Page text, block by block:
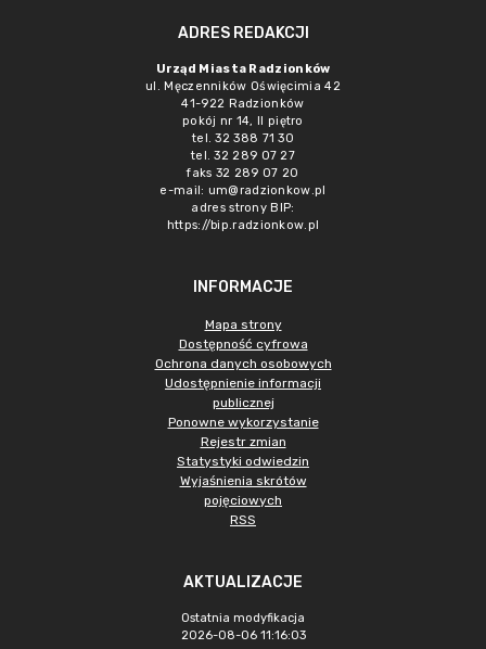
ADRES REDAKCJI
Urząd Miasta Radzionków
ul. Męczenników Oświęcimia 42
41-922 Radzionków
pokój nr 14, II piętro
tel. 32 388 71 30
tel. 32 289 07 27
faks 32 289 07 20
e-mail: um@radzionkow.pl
adres strony BIP:
https://bip.radzionkow.pl
INFORMACJE
Mapa strony
Dostępność cyfrowa
Ochrona danych osobowych
Udostępnienie informacji
publicznej
Ponowne wykorzystanie
Rejestr zmian
Statystyki odwiedzin
Wyjaśnienia skrótów
pojęciowych
RSS
AKTUALIZACJE
Ostatnia modyfikacja
2026-08-06 11:16:03